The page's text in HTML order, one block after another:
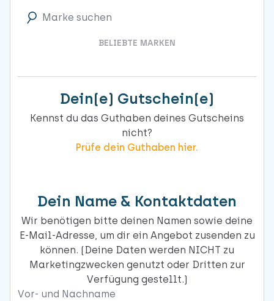
Marke suchen
BELIEBTE MARKEN
Dein(e) Gutschein(e)
Kennst du das Guthaben deines Gutscheins
nicht?
Prüfe dein Guthaben hier.
Dein Name & Kontaktdaten
Wir benötigen bitte deinen Namen sowie deine
E-Mail-Adresse, um dir ein Angebot zusenden zu
können. (Deine Daten werden NICHT zu
Marketingzwecken genutzt oder Dritten zur
Verfügung gestellt.)
Naam